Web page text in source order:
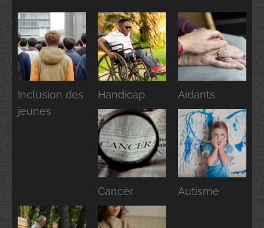
Inclusion des
jeunes
Handicap Aidants
Cancer Autisme